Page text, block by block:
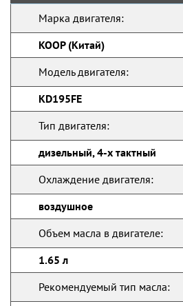
Марка двигателя:
KOOP (Китай)
Модель двигателя:
KD195FE
Тип двигателя:
дизельный, 4-х тактный
Охлаждение двигателя:
воздушное
Объем масла в двигателе:
1.65 л
Рекомендуемый тип масла: